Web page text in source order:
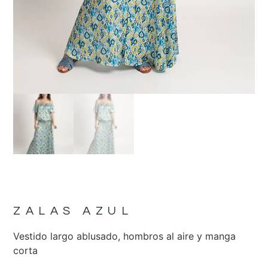
ZALAS AZUL
Vestido largo ablusado, hombros al aire y manga
corta